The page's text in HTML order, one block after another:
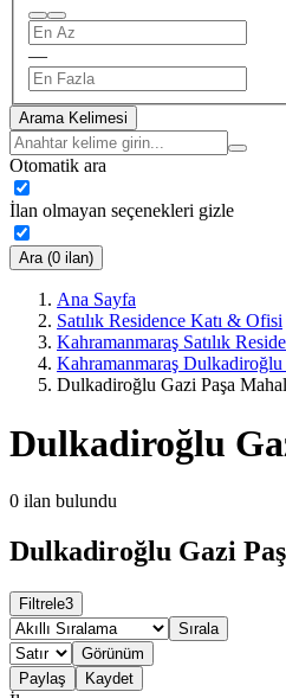
—
Arama Kelimesi
Otomatik ara
İlan olmayan seçenekleri gizle
Ara (0 ilan)
Ana Sayfa
Satılık Residence Katı & Ofisi
Kahramanmaraş Satılık
Kahramanmaraş Dulkadiroğlu
Dulkadiroğlu Gazi Paşa
Dulkadiroğlu
0 ilan bulundu
Dulkadiroğlu Gazi
Filtrele3
Sırala
Görünüm
Paylaş
Kaydet